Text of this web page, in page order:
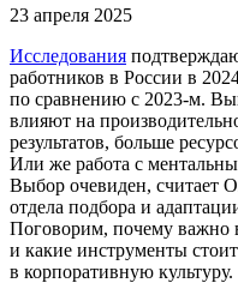
23 апреля 2025
Исследования
работников в России в
по сравнению с 2023-м.
влияют на
результатов, больше
Или же работа с
Выбор очевиден, считает
отдела подбора и
Поговорим, почему важно
и какие инструменты
в корпоративную культуру.